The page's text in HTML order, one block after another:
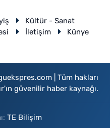
Kültür - Sanat
İletişim Künye
| Tüm hakları
güvenilir haber kaynağı.
TE Bilişim